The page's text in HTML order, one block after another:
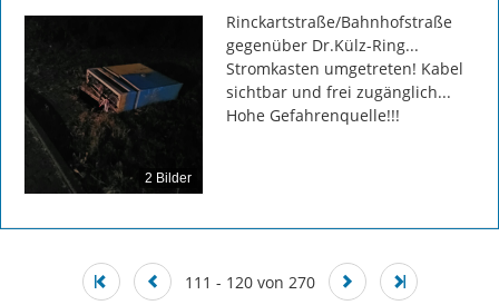
2 Bilder
Rinckartstraße/Bahnhofstraße
gegenüber Dr.Külz-Ring...
Stromkasten umgetreten! Kabel
sichtbar und frei zugänglich...
Hohe Gefahrenquelle!!!
111 - 120 von 270